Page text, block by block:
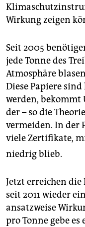
Wirkung zeigen
Seit 2005
jede Tonne des
Atmosphäre
Diese Papiere
werden, bekommt
der – so die
vermeiden. In der
viele Zertifikate,
niedrig blieb.
Jetzt erreichen
seit 2011 wieder
ansatzweise
pro Tonne gebe